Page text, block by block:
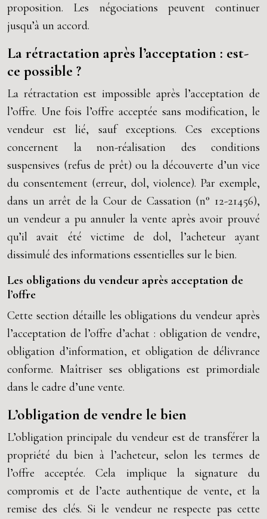
proposition. Les négociations peuvent continuer
jusqu’à un accord.
La rétractation après l’acceptation : est-
ce possible ?
La rétractation est impossible après l’acceptation de
l’offre. Une fois l’offre acceptée sans modification, le
vendeur est lié, sauf exceptions. Ces exceptions
concernent la non-réalisation des conditions
suspensives (refus de prêt) ou la découverte d’un vice
du consentement (erreur, dol, violence). Par exemple,
dans un arrêt de la Cour de Cassation (n° 12-21456),
un vendeur a pu annuler la vente après avoir prouvé
qu’il avait été victime de dol, l’acheteur ayant
dissimulé des informations essentielles sur le bien.
Les obligations du vendeur après acceptation de
l’offre
Cette section détaille les obligations du vendeur après
l’acceptation de l’offre d’achat : obligation de vendre,
obligation d’information, et obligation de délivrance
conforme. Maîtriser ses obligations est primordiale
dans le cadre d’une vente.
L’obligation de vendre le bien
L’obligation principale du vendeur est de transférer la
propriété du bien à l’acheteur, selon les termes de
l’offre acceptée. Cela implique la signature du
compromis et de l’acte authentique de vente, et la
remise des clés. Si le vendeur ne respecte pas cette